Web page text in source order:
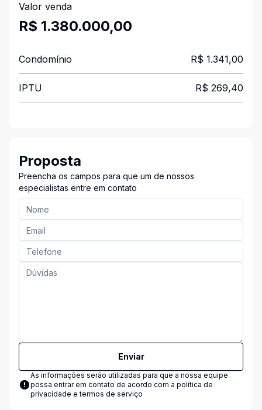
Valor venda
R$ 1.380.000,00
Condomínio R$ 1.341,00
IPTU R$ 269,40
Proposta
Preencha os campos para que um de nossos
especialistas entre em contato
Enviar
As informações serão utilizadas para que a nossa equipe
possa entrar em contato de acordo com a política de
privacidade e termos de serviço